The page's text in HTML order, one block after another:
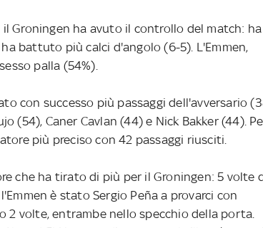
Groningen ha avuto il controllo del match: ha
battuto più calci d'angolo (6-5). L'Emmen,
palla (54%).
con successo più passaggi dell'avversario
(54), Caner Cavlan (44) e Nick Bakker (44).
più preciso con 42 passaggi riusciti.
che ha tirato di più per il Groningen: 5 volte
è stato Sergio Peña a provarci con
2 volte, entrambe nello specchio della porta.